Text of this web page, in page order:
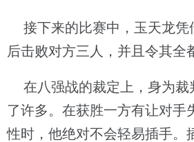
接下来的比赛中，玉天龙凭
后击败对方三人，并且令其全
在八强战的裁定上，身为裁
了许多。在获胜一方有让对手
性时，他绝对不会轻易插手。